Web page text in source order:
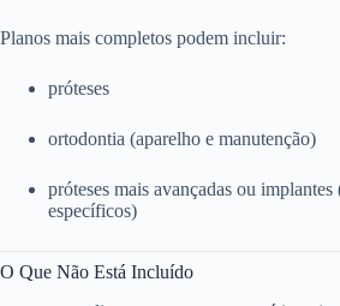
Planos mais completos podem incluir:
próteses
ortodontia (aparelho e manutenção)
próteses mais avançadas ou
específicos)
O Que Não Está Incluído